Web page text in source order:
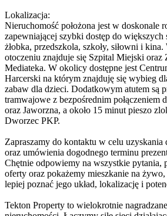
Lokalizacja:
Nieruchomość położona jest w doskonale
zapewniającej szybki dostęp do większych
żłobka, przedszkola, szkoły, siłowni i
otoczeniu znajduje się Szpital Miejski oraz
Mediateka. W okolicy dostępne jest
Harcerski na którym znajduję się wybieg
zabaw dla dzieci. Dodatkowym atutem są
tramwajowe z bezpośrednim połączeniem
oraz Jaworzna, a około 15 minut pieszo
Dworzec PKP.
Zapraszamy do kontaktu w celu
oraz umówienia dogodnego terminu
Chętnie odpowiemy na wszystkie pytania,
oferty oraz pokażemy mieszkanie na
lepiej poznać jego układ, lokalizację i
Tekton Property to wielokrotnie